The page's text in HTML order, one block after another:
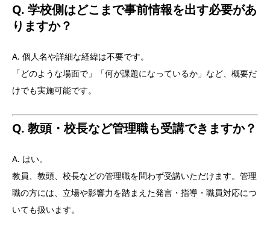
Q. 学校側はどこまで事前情報を出す必要があ
りますか？
A. 個人名や詳細な経緯は不要です。
「どのような場面で」「何が課題になっているか」など、概要だ
けでも実施可能です。
Q. 教頭・校長など管理職も受講できますか？
A. はい。
教員、教頭、校長などの管理職を問わず受講いただけます。管理
職の方には、立場や影響力を踏まえた発言・指導・職員対応につ
いても扱います。